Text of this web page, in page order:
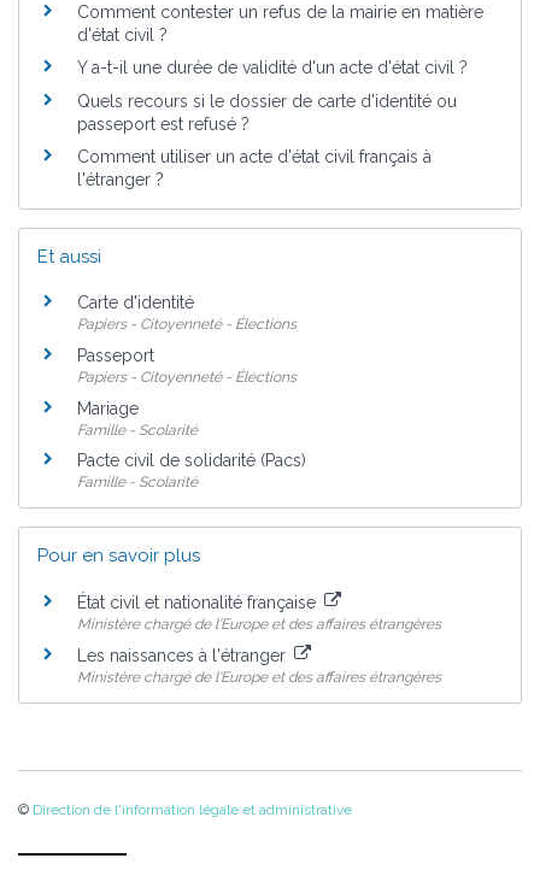
Comment contester un refus de la mairie en matière
d'état civil ?
Y a-t-il une durée de validité d'un acte d'état civil ?
Quels recours si le dossier de carte d'identité ou
passeport est refusé ?
Comment utiliser un acte d'état civil français à
l'étranger ?
Et aussi
Carte d'identité
Papiers - Citoyenneté - Élections
Passeport
Papiers - Citoyenneté - Élections
Mariage
Famille - Scolarité
Pacte civil de solidarité (Pacs)
Famille - Scolarité
Pour en savoir plus
État civil et nationalité française
Ministère chargé de l'Europe et des affaires étrangères
Les naissances à l'étranger
Ministère chargé de l'Europe et des affaires étrangères
© Direction de l'information légale et administrative